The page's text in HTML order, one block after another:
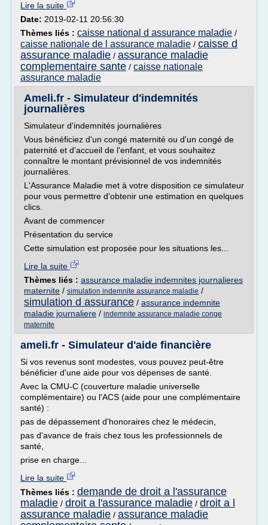
Lire la suite
Date: 2019-02-11 20:56:30
Thèmes liés : caisse national d assurance maladie /
caisse nationale de l assurance maladie / caisse d
assurance maladie / assurance maladie
complementaire sante / caisse nationale
assurance maladie
Ameli.fr - Simulateur d'indemnités
journalières
Simulateur d'indemnités journalières
Vous bénéficiez d'un congé maternité ou d'un congé de
paternité et d'accueil de l'enfant, et vous souhaitez
connaître le montant prévisionnel de vos indemnités
journalières.
L'Assurance Maladie met à votre disposition ce simulateur
pour vous permettre d'obtenir une estimation en quelques
clics.
Avant de commencer
Présentation du service
Cette simulation est proposée pour les situations les...
Lire la suite
Thèmes liés : assurance maladie indemnites journalieres
maternite / simulation indemnite assurance maladie /
simulation d assurance / assurance indemnite
maladie journaliere / indemnite assurance maladie conge
maternite
ameli.fr - Simulateur d'aide financière
Si vos revenus sont modestes, vous pouvez peut-être
bénéficier d'une aide pour vos dépenses de santé.
Avec la CMU-C (couverture maladie universelle
complémentaire) ou l'ACS (aide pour une complémentaire
santé) :
pas de dépassement d'honoraires chez le médecin,
pas d'avance de frais chez tous les professionnels de
santé,
prise en charge...
Lire la suite
Thèmes liés : demande de droit a l'assurance
maladie / droit a l'assurance maladie / droit a l
assurance maladie / assurance maladie